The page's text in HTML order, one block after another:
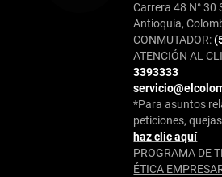
Carrera 48 N° 30
Antioquia,
CONMUTADOR:
ATENCIÓN AL
3393333
*Para asuntos
peticiones,
haz clic aquí
PROGRAMA DE
ÉTICA